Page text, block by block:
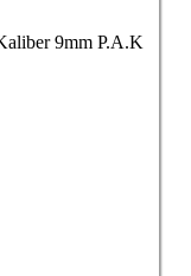
9mm P.A.K